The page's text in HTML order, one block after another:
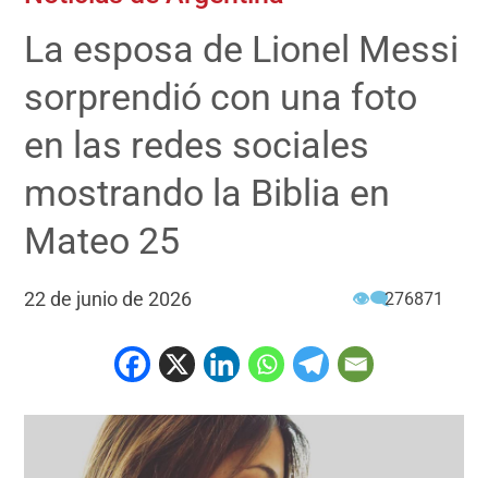
La esposa de Lionel Messi
sorprendió con una foto
en las redes sociales
mostrando la Biblia en
Mateo 25
22 de junio de 2026 👁‍🗨276871